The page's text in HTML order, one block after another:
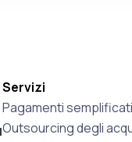
Servizi
Pagamenti
Outsourcing degli